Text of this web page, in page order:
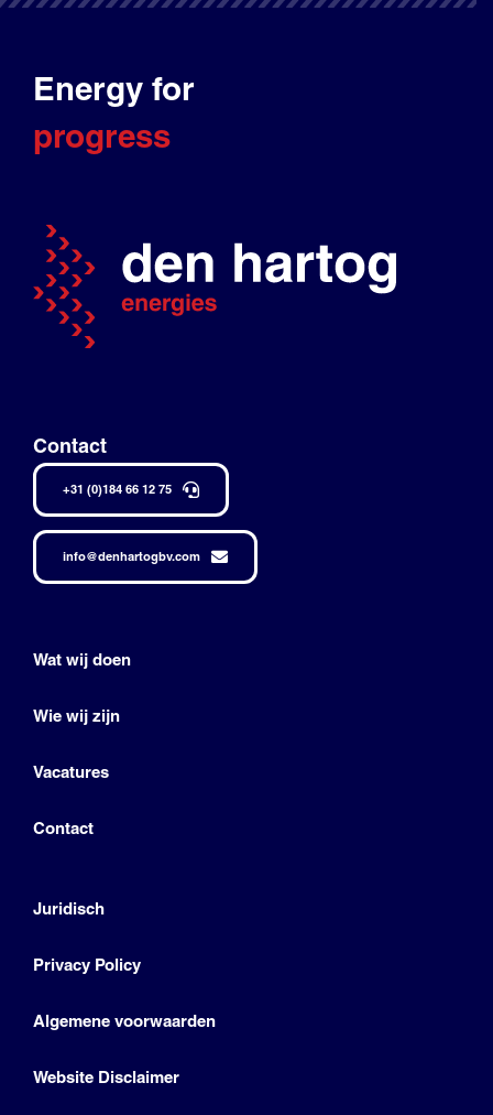
Energy for
progress
Contact
+31 (0)184 66 12 75
info@denhartogbv.com
Wat wij doen
Wie wij zijn
Vacatures
Contact
Juridisch
Privacy Policy
Algemene voorwaarden
Website Disclaimer